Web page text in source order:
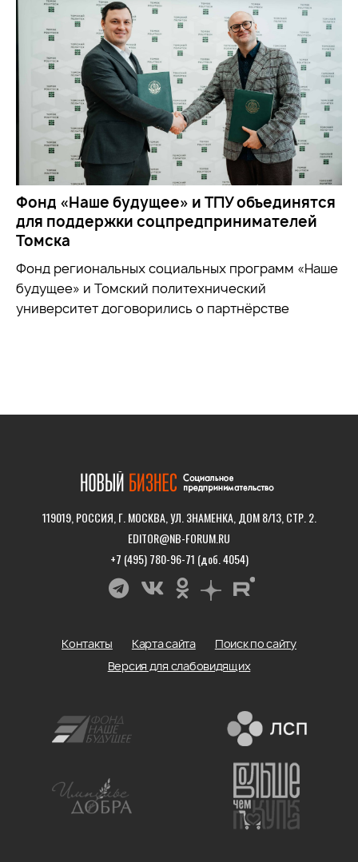
Фонд «Наше будущее» и ТПУ объединятся
для поддержки соцпредпринимателей
Томска
Фонд региональных социальных программ «Наше
будущее» и Томский политехнический
университет договорились о партнёрстве
119019, РОССИЯ, Г. МОСКВА, УЛ. ЗНАМЕНКА, ДОМ 8/13, СТР. 2.
EDITOR@NB-FORUM.RU
+7 (495) 780-96-71 (доб. 4054)
Контакты Карта сайта
Поиск по сайту
Версия для слабовидящих